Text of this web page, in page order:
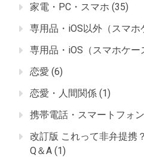
家電・PC・スマホ (35)
専用品・iOS以外（スマホ
専用品・iOS（スマホケー
恋愛 (6)
恋愛・人間関係 (1)
携帯電話・スマートフォン
改訂版 これって非弁提携
Q＆A (1)